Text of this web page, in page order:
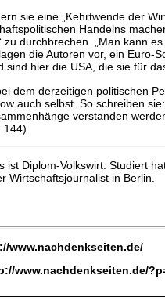
sie eine „Kehrtwende der
Handelns
zu durchbrechen. „Man kann
die Autoren vor, ein Euro-
sind hier die USA, die sie für
dem derzeitigen politischen
auch selbst. So schreiben
verstanden
144)
ist Diplom-Volkswirt. Studiert
Wirtschaftsjournalist in Berlin.
www.nachdenkseiten.de/
www.nachdenkseiten.de/